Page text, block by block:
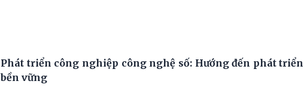
Phát triển công nghiệp công nghệ số: Hướng đến phát triển
bền vững